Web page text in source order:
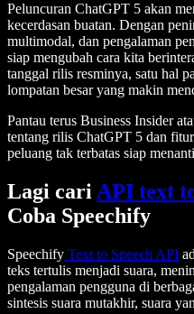
Peluncuran ChatGPT 5 akan
kecerdasan buatan. Dengan
multimodal, dan pengalaman
siap mengubah cara kita
tanggal rilis resminya, satu hal
lompatan besar yang makin
Pantau terus Business Insider
tentang rilis ChatGPT 5 dan
peluang tak terbatas siap
Lagi cari API text
Coba Speechify
Speechify Text to Speech API
teks tertulis menjadi suara,
pengalaman pengguna di
sintesis suara mutakhir, suara